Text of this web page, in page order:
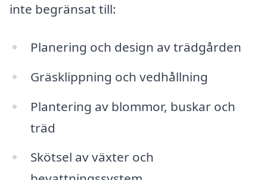
inte begränsat till:
Planering och design av trädgården
Gräsklippning och vedhållning
Plantering av blommor, buskar och
träd
Skötsel av växter och